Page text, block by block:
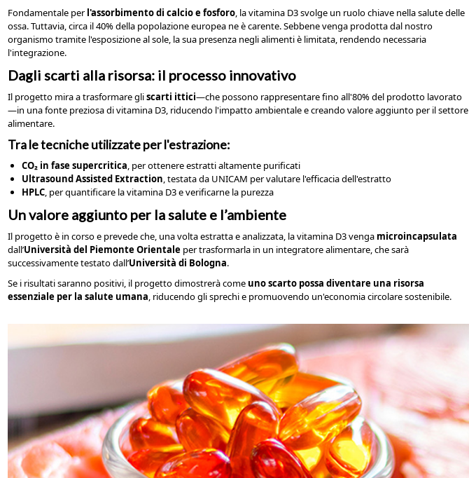
Fondamentale perl'assorbimento di calcio e fosforo, la vitamina D3 svolge un ruolo chiave nella salute delle
ossa. Tuttavia, circa il 40% della popolazione europea ne è carente. Sebbene venga prodotta dal nostro
organismo tramite l'esposizione al sole, la sua presenza negli alimenti è limitata, rendendo necessaria
l'integrazione.
Dagli scarti alla risorsa: il processo innovativo
Il progetto mira a trasformare gliscarti ittici—che possono rappresentare fino all'80% del prodotto lavorato
—in una fonte preziosa di vitamina D3, riducendo l'impatto ambientale e creando valore aggiunto per il settore
alimentare.
Tra le tecniche utilizzate per l'estrazione:
CO₂ in fase supercritica, per ottenere estratti altamente purificati
Ultrasound Assisted Extraction, testata da UNICAM per valutare l'efficacia dell'estratto
HPLC, per quantificare la vitamina D3 e verificarne la purezza
Un valore aggiunto per la salute e l’ambiente
Il progetto è in corso e prevede che, una volta estratta e analizzata, la vitamina D3 venga microincapsulata
dall’Università del Piemonte Orientaleper trasformarla in un integratore alimentare, che sarà
successivamente testato dall’Università di Bologna.
Se i risultati saranno positivi, il progetto dimostrerà come uno scarto possa diventare una risorsa
essenziale per la salute umana, riducendo gli sprechi e promuovendo un'economia circolare sostenibile.